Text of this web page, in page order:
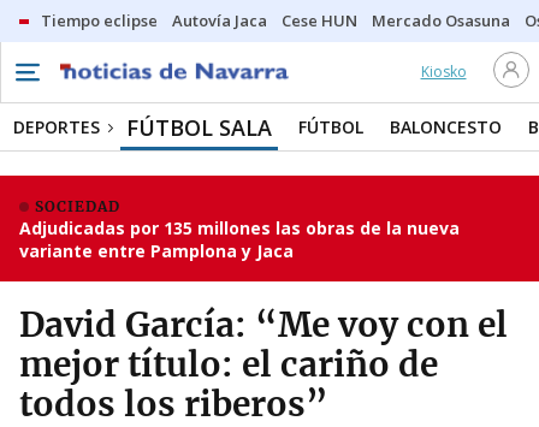
Tiempo eclipse Autovía Jaca Cese HUN Mercado Osasuna
Kiosko
DEPORTES FÚTBOL SALA FÚTBOL BALONCESTO
SOCIEDAD
Adjudicadas por 135 millones las obras de la nueva
variante entre Pamplona y Jaca
David García: “Me voy con el
mejor título: el cariño de
todos los riberos”